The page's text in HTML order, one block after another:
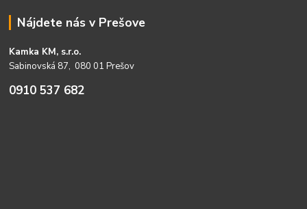
Nájdete nás v Prešove
Kamka KM, s.r.o.
Sabinovská 87, 080 01 Prešov
0910 537 682